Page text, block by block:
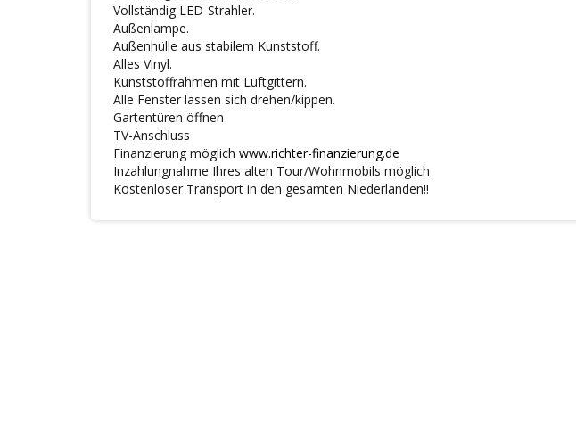
Vollständig LED-Strahler.
Außenlampe.
Außenhülle aus stabilem Kunststoff.
Alles Vinyl.
Kunststoffrahmen mit Luftgittern.
Alle Fenster lassen sich drehen/kippen.
Gartentüren öffnen
TV-Anschluss
Finanzierung möglich www.richter-finanzierung.de
Inzahlungnahme Ihres alten Tour/Wohnmobils möglich
Kostenloser Transport in den gesamten Niederlanden!!